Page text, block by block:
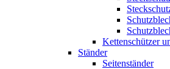
Kettenschützer
Ständer
Seitenständer